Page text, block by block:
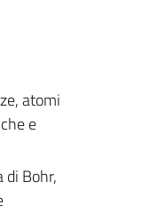
atomi
e
Bohr,